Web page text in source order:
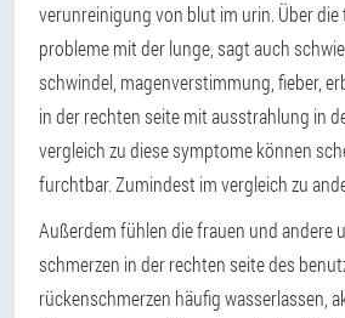
verunreinigung von blut im urin. Über die
probleme mit der lunge, sagt auch
schwindel, magenverstimmung, fieber,
in der rechten seite mit ausstrahlung in
vergleich zu diese symptome können
furchtbar. Zumindest im vergleich zu
Außerdem fühlen die frauen und andere
schmerzen in der rechten seite des
rückenschmerzen häufig wasserlassen,